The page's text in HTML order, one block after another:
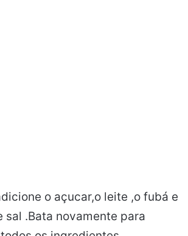
o açucar,o leite ,o fubá e
sal .Bata novamente para